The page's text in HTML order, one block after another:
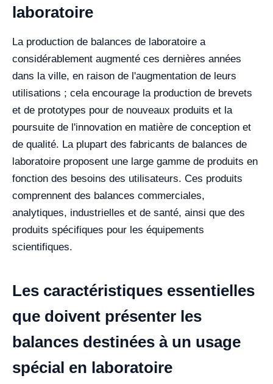
laboratoire
La production de balances de laboratoire a
considérablement augmenté ces dernières années
dans la ville, en raison de l'augmentation de leurs
utilisations ; cela encourage la production de brevets
et de prototypes pour de nouveaux produits et la
poursuite de l'innovation en matière de conception et
de qualité. La plupart des fabricants de balances de
laboratoire proposent une large gamme de produits en
fonction des besoins des utilisateurs. Ces produits
comprennent des balances commerciales,
analytiques, industrielles et de santé, ainsi que des
produits spécifiques pour les équipements
scientifiques.
Les caractéristiques essentielles
que doivent présenter les
balances destinées à un usage
spécial en laboratoire